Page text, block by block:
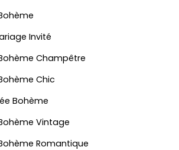
Invité
Champêtre
Chic
Bohème
Vintage
Romantique